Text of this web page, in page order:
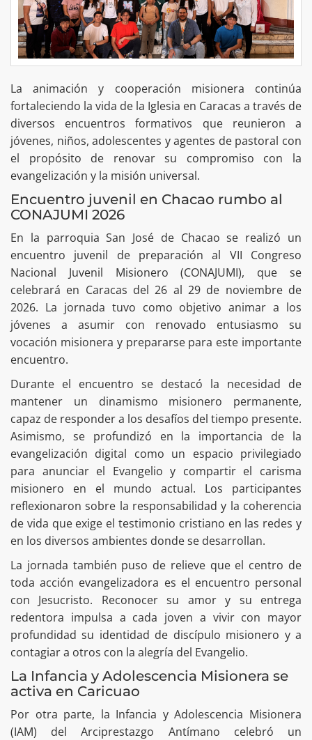
La animación y cooperación misionera continúa
fortaleciendo la vida de la Iglesia en Caracas a través de
diversos encuentros formativos que reunieron a
jóvenes, niños, adolescentes y agentes de pastoral con
el propósito de renovar su compromiso con la
evangelización y la misión universal.
Encuentro juvenil en Chacao rumbo al
CONAJUMI 2026
En la parroquia San José de Chacao se realizó un
encuentro juvenil de preparación al VII Congreso
Nacional Juvenil Misionero (CONAJUMI), que se
celebrará en Caracas del 26 al 29 de noviembre de
2026. La jornada tuvo como objetivo animar a los
jóvenes a asumir con renovado entusiasmo su
vocación misionera y prepararse para este importante
encuentro.
Durante el encuentro se destacó la necesidad de
mantener un dinamismo misionero permanente,
capaz de responder a los desafíos del tiempo presente.
Asimismo, se profundizó en la importancia de la
evangelización digital como un espacio privilegiado
para anunciar el Evangelio y compartir el carisma
misionero en el mundo actual. Los participantes
reflexionaron sobre la responsabilidad y la coherencia
de vida que exige el testimonio cristiano en las redes y
en los diversos ambientes donde se desarrollan.
La jornada también puso de relieve que el centro de
toda acción evangelizadora es el encuentro personal
con Jesucristo. Reconocer su amor y su entrega
redentora impulsa a cada joven a vivir con mayor
profundidad su identidad de discípulo misionero y a
contagiar a otros con la alegría del Evangelio.
La Infancia y Adolescencia Misionera se
activa en Caricuao
Por otra parte, la Infancia y Adolescencia Misionera
(IAM) del Arciprestazgo Antímano celebró un